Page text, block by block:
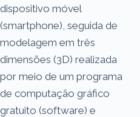
dispositivo móvel
(smartphone), seguida de
modelagem em três
dimensões (3D) realizada
por meio de um programa
de computação gráfico
gratuito (software) e